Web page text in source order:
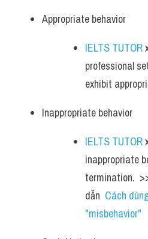
Appropriate behavior
IELTS TUTOR
professional
exhibit
Inappropriate behavior
IELTS TUTOR
inappropriate
termination.
dẫn Cách
"misbehavior"